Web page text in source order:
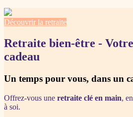
Découvrir la retraite
Retraite bien-être -
cadeau
Un temps pour vous, dans un
Offrez-vous une retraite clé en main,
à soi.